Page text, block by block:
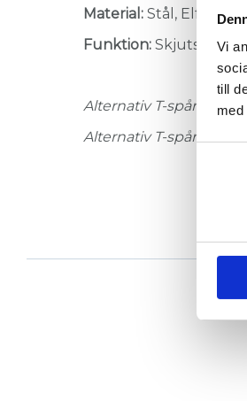
Vi
till
Material: Stål,
Funktion:Skjuts in i
Alternativ T-spår 7:
Alternativ T-spår 11: